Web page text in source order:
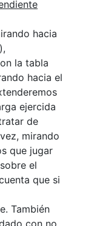
hacia
la tabla
hacia el
ejercida
de
mirando
que jugar
el
que si
También
con no